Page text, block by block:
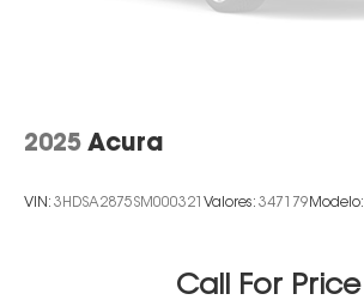
2025 Acura
VIN: 3HDSA2875SM000321 Valores: 347179 Modelo:
Call For Price